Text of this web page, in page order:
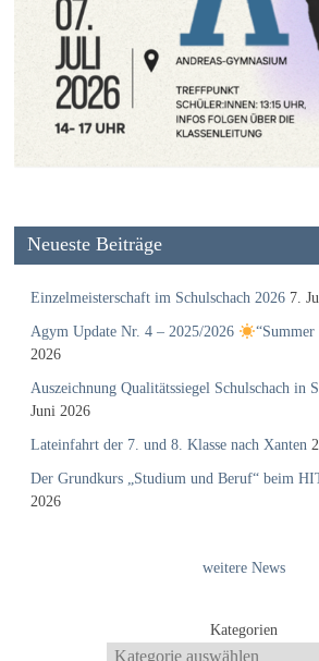
Neueste Beiträge
Einzelmeisterschaft im Schulschach 2026 7.
Agym Update Nr. 4 – 2025/2026
2026
Auszeichnung Qualitätssiegel Schulschach in
Juni 2026
Lateinfahrt der 7. und 8. Klasse nach Xanten
Der Grundkurs „Studium und Beruf“ beim
2026
weitere News
Kategorien